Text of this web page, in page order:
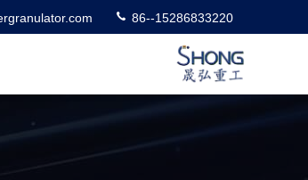
86--15286833220